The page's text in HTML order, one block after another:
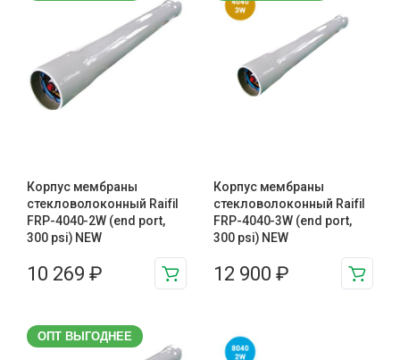
Корпус мембраны
стекловолоконный Raifil
FRP-4040-2W (end port,
300 psi) NEW
10 269 ₽
Корпус мембраны
стекловолоконный Raifil
FRP-4040-3W (end port,
300 psi) NEW
12 900 ₽
ОПТ ВЫГОДНЕЕ